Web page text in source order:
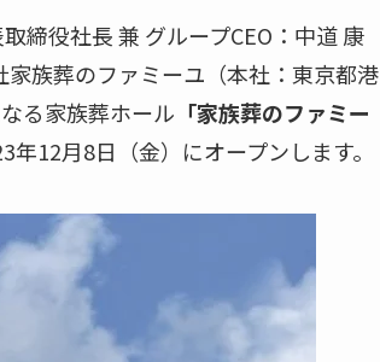
締役社長 兼 グループCEO：中道 康
族葬のファミーユ（本社：東京都港
る家族葬ホール 「家族葬のファミー
年12月8日（金）にオープンします。